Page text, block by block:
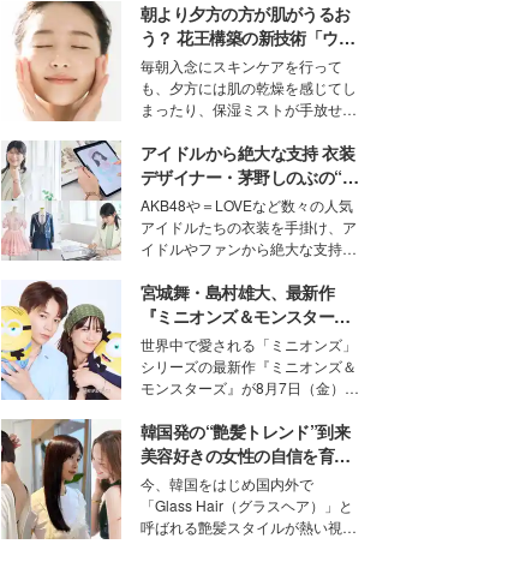
モデル・愛甲ひかりさんと橋下美
好さんを迎えて本音で女子会トー
ク。猛暑のお出かけを快適に過ご
すヒントや、2人が感動した夏の
生理の新常識にも迫りました。
朝より夕方の方が肌がうるお
う？ 花王構築の新技術「ウォ
ーターキャプチャリングスキ
ン（捕水肌）」がスキンケア
の常識を変える予感
毎朝入念にスキンケアを行って
も、夕方には肌の乾燥を感じてし
まったり、保湿ミストが手放せな
な美容の常識を大きく変える可能
性を秘めた、革新的な「Water
Capturing Skin（ウォーターキャ
プチャリングスキン：捕水肌）」
技術を、花王が構築した。
アイドルから絶大な支持 衣装
デザイナー・茅野しのぶの“可
愛い”を作る美学＜「シチズン
クロスシー」インタビュー＞
AKB48や＝LOVEなど数々の人気
アイドルたちの衣装を手掛け、ア
イドルやファンから絶大な支持を
取締役兼クリエイティブディレク
ター・茅野しのぶ。一人ひとりの
個性に寄り添い、魅力を引き出す
衣装作りは、多くの女性たちに勇
気と自信を与え続けている。
宮城舞・島村雄大、最新作
『ミニオンズ＆モンスター
ズ』の魅力熱弁 ハチャメチャ
だけじゃない“友情と絆”に感
動
世界中で愛される「ミニオンズ」
シリーズの最新作『ミニオンズ＆
モンスターズ』が8月7日（金）に
ニオン好き”という共通点を持つモ
デルの宮城舞と島村雄大の特別対
談をお届け！それぞれの視点か
ら、今作ならではの魅力や予想外
の感動をもたらす奥深いストーリ
ーについて熱く語り合ってもらっ
韓国発の“艶髪トレンド”到来
美容好きの女性の自信を育む
「ヘアケア事情」って？
今、韓国をはじめ国内外で
「Glass Hair（グラスヘア）」と
呼ばれる艶髪スタイルが熱い視線